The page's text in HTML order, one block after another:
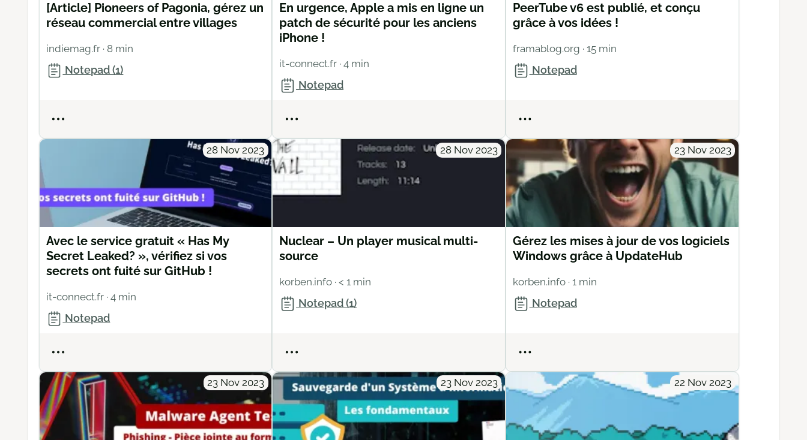
[Article] Pioneers of Pagonia, gérez un
réseau commercial entre villages
indiemag.fr· 8 min
Notepad (1)
En urgence, Apple a mis en ligne un
patch de sécurité pour les anciens
iPhone !
it-connect.fr · 4 min
Notepad
PeerTube v6 est publié, et conçu
grâce à vos idées !
framablog.org · 15 min
Notepad
28 Nov 2023
Avec le service gratuit « Has My
Secret Leaked? », vérifiez si vos
secrets ont fuité sur GitHub !
it-connect.fr· 4 min
Notepad
28 Nov 2023
Nuclear – Un player musical multi-
source
korben.info · < 1 min
Notepad (1)
23 Nov 2023
Gérez les mises à jour de vos logiciels
Windows grâce à UpdateHub
korben.info · 1 min
Notepad
23 Nov 2023 23 Nov 2023 22 Nov 2023